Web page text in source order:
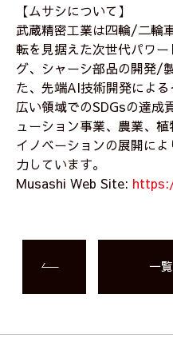
【ムサシについて】
武蔵精密工業は四輪/二輪
転を見据えた次世代パワ
グ、シャーシ部品の開発/
た、先端AI技術開発によ
広い領域でのSDGsの達成
ューション事業、農業、
イノベーションの展開に
力しています。
Musashi Web Site:
一